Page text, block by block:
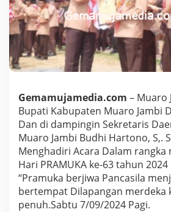
M
e
n
h
a
d
i
A
c
a
r
a
P
e
r
i
Gemamujamedia.com – Muaro
Bupati Kabupaten Muaro Jambi
Dan di dampingin Sekretaris
Muaro Jambi Budhi Hartono, S,.
Menghadiri Acara Dalam
Hari PRAMUKA ke-63 tahun
“Pramuka berjiwa Pancasila
bertempat Dilapangan merdeka
penuh.Sabtu 7/09/2024 Pagi.